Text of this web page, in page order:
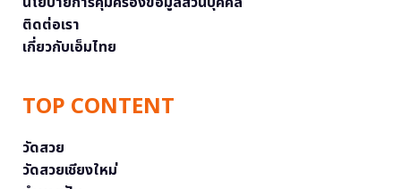
ติดต่อเรา
เกี่ยวกับเอ็มไทย
TOP CONTENT
วัดสวย
วัดสวยเชียงใหม่